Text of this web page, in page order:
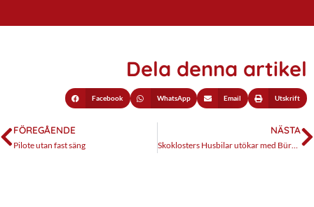
Dela denna artikel
Facebook WhatsApp Email Utskrift
FÖREGÅENDE
Pilote utan fast säng
NÄSTA
Skoklosters Husbilar utökar med Bürstner